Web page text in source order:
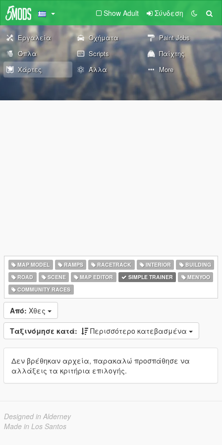
Show Adult Σύνδεση
Εργαλεία Οχήματα
Paint Jobs
Όπλα
Scripts
Παίχτης
Χάρτες
Άλλα More
MAP MODEL RAMPS RACETRACK INTERIOR
BUILDING
ROAD
SCENE MAP EDITOR SIMPLE TRAINER
MENYOO
COMMUNITY RACES
Από: Χθες
Ταξινόμησε κατά: Περισσότερο κατεβασμένα
Δεν βρέθηκαν αρχεία, παρακαλώ προσπάθησε να
αλλάξεις τα κριτήρια επιλογής.
Designed in Alderney
Made in Los Santos